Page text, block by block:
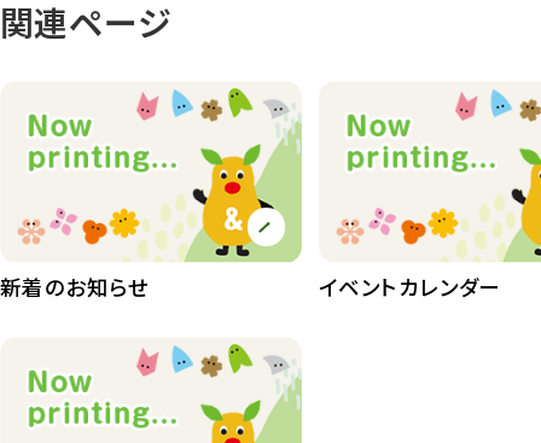
動物園
動物園その他 117
植物園 510
植物たち 407
植物園長の庭
桜情報
紅葉情報
関連ページ
新着のお知らせ イベントカレンダー